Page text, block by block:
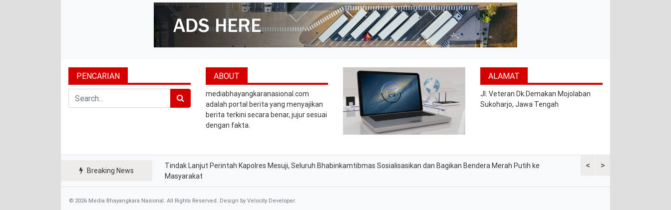
PENCARIAN ABOUT
mediabhayangkaranasional.com
adalah portal berita yang menyajikan
berita terkini secara benar, jujur sesuai
dengan fakta.
ALAMAT
Jl. Veteran Dk.Demakan Mojolaban
Sukoharjo, Jawa Tengah
Breaking News
<
Tindak Lanjut Perintah Kapolres Mesuji, Seluruh Bhabinkamtibmas Sosialisasikan dan Bagikan Bendera Merah Putih ke
Masyarakat
Sat Lantas Polres Mesuji
>
© 2026 Media Bhayangkara Nasional. All Rights Reserved. Design by Velocity Developer.